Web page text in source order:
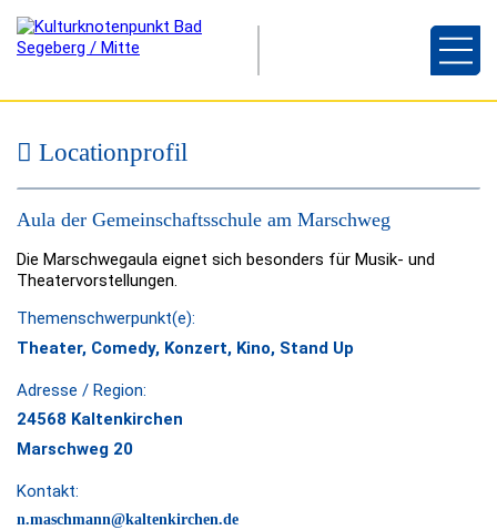
Locationprofil
Aula der Gemeinschaftsschule am Marschweg
Die Marschwegaula eignet sich besonders für Musik- und
Theatervorstellungen.
Themenschwerpunkt(e):
Theater, Comedy, Konzert, Kino, Stand Up
Adresse / Region:
24568 Kaltenkirchen
Marschweg 20
Kontakt:
n.maschmann@kaltenkirchen.de